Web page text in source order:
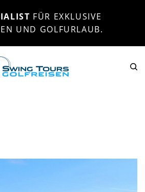
FÜR EXKLUSIVE
UND GOLFURLAUB.